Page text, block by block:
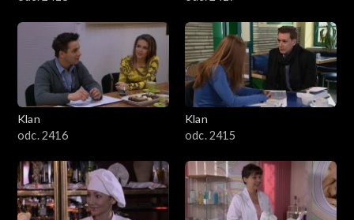
Klan
odc. 2416
Klan
odc. 2415